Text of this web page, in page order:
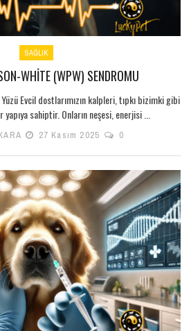
SAĞLIK
WHITE (WPW) SENDROMU
Evcil dostlarımızın kalpleri, tıpkı bizimki gibi
sahiptir. Onların neşesi, enerjisi ...
27 Kasım 2025 0